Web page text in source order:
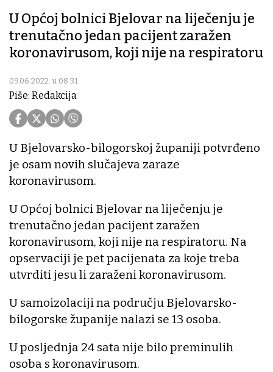
U Općoj bolnici Bjelovar na liječenju je
trenutačno jedan pacijent zaražen
koronavirusom, koji nije na respiratoru
09.06.2022. u 08:31
Piše: Redakcija
U Bjelovarsko-bilogorskoj županiji potvrđeno
je osam novih slučajeva zaraze
koronavirusom.
U Općoj bolnici Bjelovar na liječenju je
trenutačno jedan pacijent zaražen
koronavirusom, koji nije na respiratoru. Na
opservaciji je pet pacijenata za koje treba
utvrditi jesu li zaraženi koronavirusom.
U samoizolaciji na području Bjelovarsko-
bilogorske županije nalazi se 13 osoba.
U posljednja 24 sata nije bilo preminulih
osoba s koronavirusom.